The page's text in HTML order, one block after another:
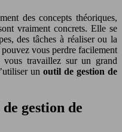
des concepts théoriques,
vraiment concrets. Elle se
des tâches à réaliser ou la
vous perdre facilement
travaillez sur un grand
un outil de gestion de
gestion de